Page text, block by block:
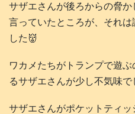
サザエさんが後ろからの脅か
言っていたところが、それ
した👹
ワカメたちがトランプで遊
るサザエさんが少し不気味で
サザエさんがポケットティ